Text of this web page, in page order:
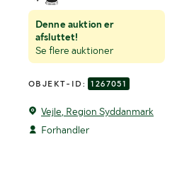
Denne auktion er
afsluttet!
Se flere auktioner
OBJEKT-ID: 1267051
Vejle, Region Syddanmark
Forhandler